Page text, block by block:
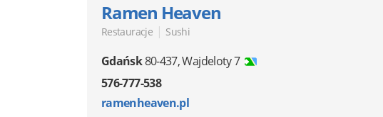
Ramen Heaven
Restauracje | Sushi
Gdańsk80-437,Wajdeloty 7
576-777-538
ramenheaven.pl